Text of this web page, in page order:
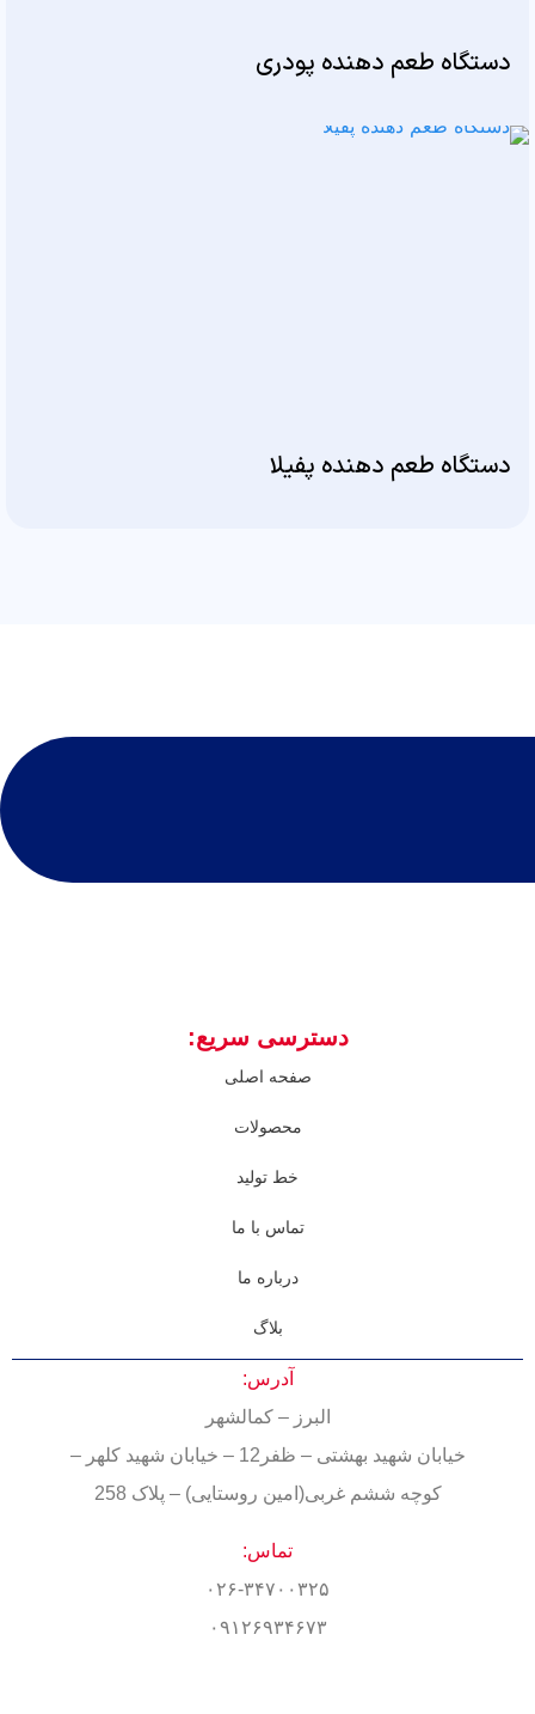
دستگاه طعم دهنده پودری
دستگاه طعم دهنده پفیلا
دسترسی سریع:
صفحه اصلی
محصولات
خط تولید
تماس با ما
درباره ما
بلاگ
آدرس:
البرز – کمالشهر
خیابان شهید بهشتی – ظفر12 – خیابان شهید کلهر –
کوچه ششم غربی(امین روستایی) – پلاک 258
تماس:
۰۲۶-۳۴۷۰۰۳۲۵
۰۹۱۲۶۹۳۴۶۷۳